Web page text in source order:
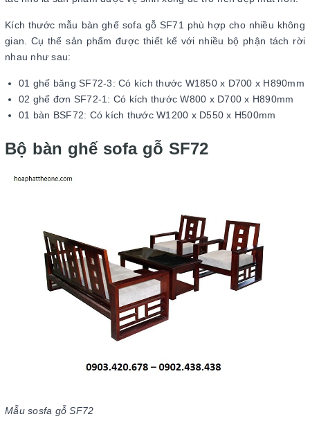
Kích thước mẫu bàn ghế sofa gỗ SF71 phù hợp cho nhiều không
gian. Cụ thể sản phẩm được thiết kế với nhiều bộ phận tách rời
nhau như sau:
01 ghế băng SF72-3: Có kích thước W1850 x D700 x H890mm
02 ghế đơn SF72-1: Có kích thước W800 x D700 x H890mm
01 bàn BSF72: Có kích thước W1200 x D550 x H500mm
Bộ bàn ghế sofa gỗ SF72
Mẫu sosfa gỗ SF72